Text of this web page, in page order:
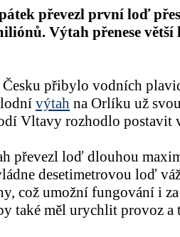
převezl první loď
Výtah přenese větší
přibylo vodních
výtah na Orlíku už
Vltavy rozhodlo postavit
převezl loď dlouhou
desetimetrovou loď
což umožní fungování i
také měl urychlit provoz